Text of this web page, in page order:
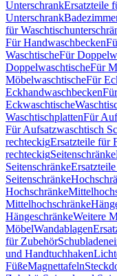
UnterschrankErsatzteile
Unterschrank
für
Für Handwaschbecken
WaschtischeFür
DoppelwaschtischeFür
MöbelwaschtischeFür
Eckhandwaschbecken
Eckwaschtische
WaschtischplattenFür
Für Aufsatzwaschtisch
rechteckigErsatzteile für
rechteckigSeitenschränke
Seitenschränke
Seitenschränke
Hochschränke
Mittelhochschränke
HängeschränkeWeitere
MöbelWandablagen
für Zubehör
und Handtuchhaken
FüßeMagnettafeln